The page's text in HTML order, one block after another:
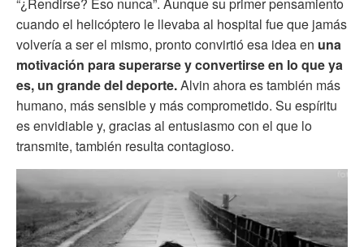
cuando el helicóptero le llevaba al hospital fue que jamás
volvería a ser el mismo, pronto convirtió esa idea en una
motivación para superarse y convertirse en lo que ya
es, un grande del deporte.Alvin ahora es también más
humano, más sensible y más comprometido. Su espíritu
es envidiable y, gracias al entusiasmo con el que lo
transmite, también resulta contagioso.